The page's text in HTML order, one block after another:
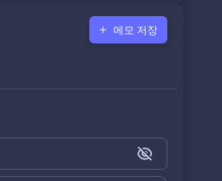
메모 저장